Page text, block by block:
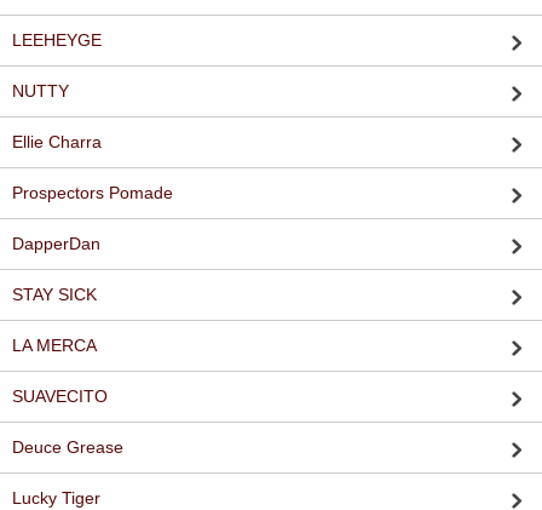
LEEHEYGE
NUTTY
Ellie Charra
Prospectors Pomade
DapperDan
STAY SICK
LA MERCA
SUAVECITO
Deuce Grease
Lucky Tiger